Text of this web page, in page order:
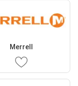
Merrell